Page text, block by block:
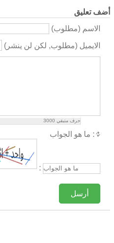
أضف تعليق
الاسم (مطلوب)
الايميل (مطلوب, لكن لن ينشر)
3000 حرف متبقي
ما هو الجواب :
:
أرسل